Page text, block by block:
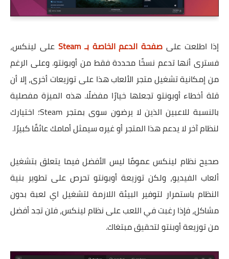
إذا اطلعت على صفحة الدعم الخاصة بـ Steam
على لينكس،
فسترى أنها تدعم نسخًا محددة فقط من أوبونتو. وعلى الرغم
من إمكانية تشغيل متجر الألعاب هذا على توزيعات أخرى، إلا أن
قلة أخطاء أوبونتو تجعلها خيارًا مفضلًا. هذه الميزة مفصلية
بالنسبة للاعبين الذين لا يرضون سوى بمتجر Steam؛ اختيارك
لنظام آخر لا يدعم هذا المتجر أو غيره سيمثل أمامك عائقًا كبيرًا.
صحيح نظام لينكس عمومًا ليس الأفضل فيما يتعلق بتشغيل
ألعاب الفيديو، ولكن توزيعة أوبونتو تحرص على تطوير بنية
النظام باستمرار لتوفير البيئة اللازمة لتشغيل اي لعبة بدون
مشاكل، فإذا رغبت في اللعب على نظام لينكس، فلن تجد أفضل
من توزيعة أوبنتو لتحقيق مبتغاك.